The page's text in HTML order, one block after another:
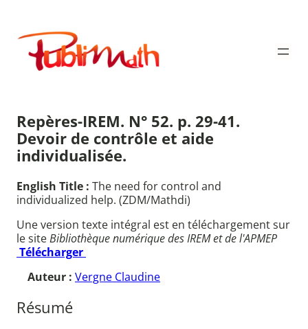
contenu
Publimath
Repères-IREM. N° 52. p. 29-41.
Devoir de contrôle et aide
individualisée.
English Title : The need for control and
individualized help. (ZDM/Mathdi)
Une version texte intégral est en téléchargement sur
le siteBibliothèque numérique des IREM et de l'APMEP
Télécharger
Auteur : Vergne Claudine
Résumé